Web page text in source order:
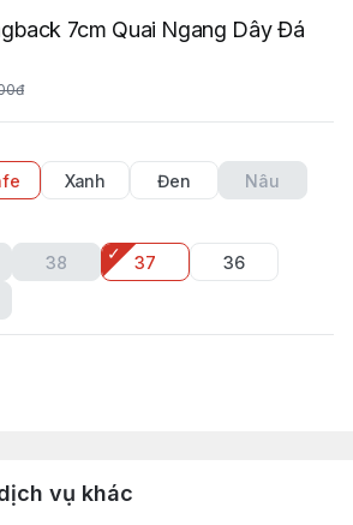
7cm Quai Ngang Dây Đá
Xanh Đen Nâu
38 37
36
vụ khác